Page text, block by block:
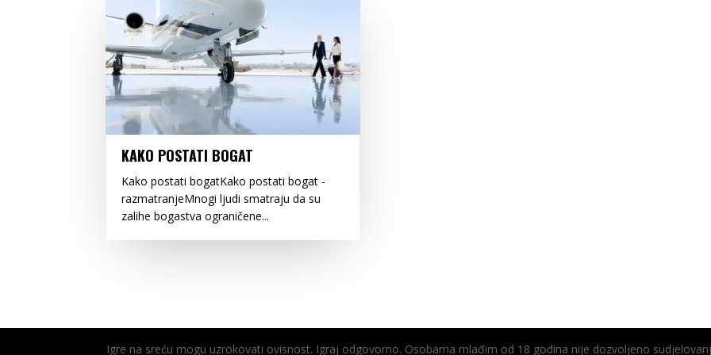
KAKO POSTATI BOGAT
Kako postati bogatKako postati bogat -
razmatranjeMnogi ljudi smatraju da su
zalihe bogastva ograničene...
Igre na sreću mogu uzrokovati ovisnost. Igraj odgovorno. Osobama mlađim od 18 godina nije dozvoljeno